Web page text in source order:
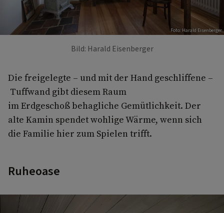
Foto: Harald Eisenberger
Bild: Harald Eisenberger
Die freigelegte – und mit der Hand geschliffene –
Tuffwand gibt diesem Raum
im Erdgeschoß behagliche Gemütlichkeit. Der
alte Kamin spendet wohlige Wärme, wenn sich
die Familie hier zum Spielen trifft.
Ruheoase